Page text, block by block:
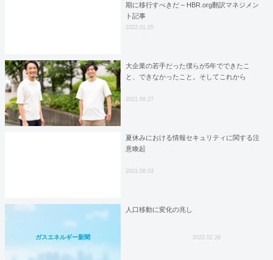
期に移行すべきだ – HBR.org翻訳マネジメン
ト記事
2022.01.05
大企業の若手だった僕らが5年でできたこ
と、できなかったこと。そしてこれから
2021.09.27
夏休みにおける情報セキュリティに関する注
意喚起
2021.08.03
ガスエネルギー新聞
人口移動に変化の兆し
2022.02.28